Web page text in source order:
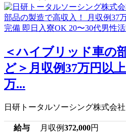
＜ハイブリッド車の
ど＞月収例37万円以
万...
日研トータルソーシング株式会社
給与 月収例372,000円